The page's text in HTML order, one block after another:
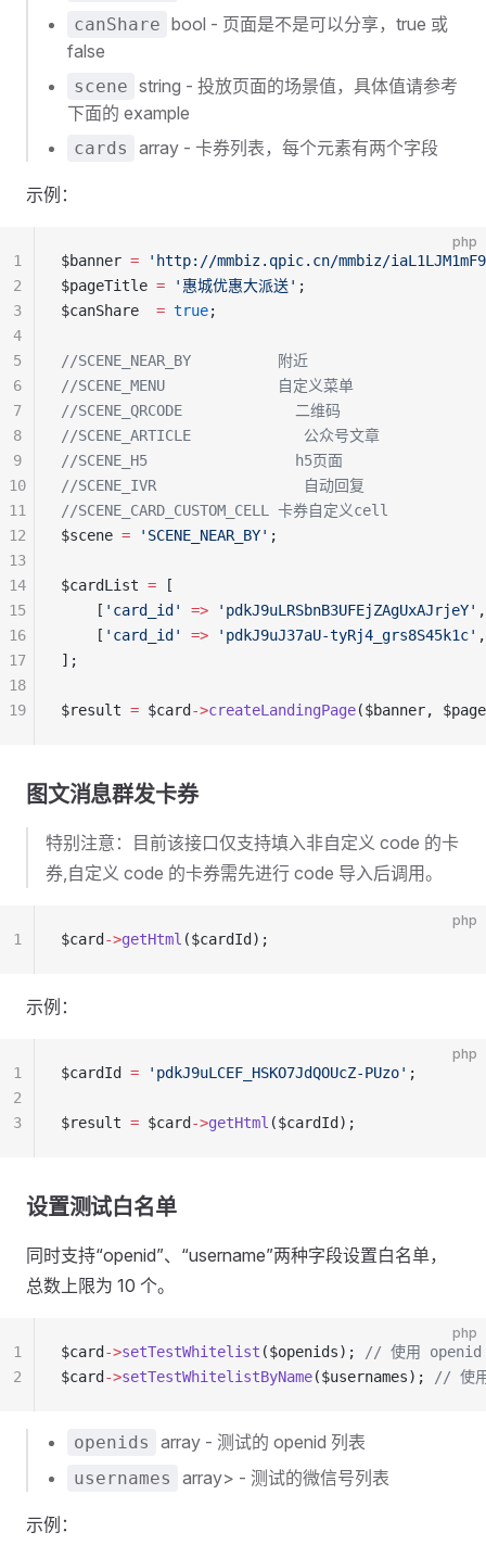
canShare bool - 页面是不是可以分享，true 或
false
scene string - 投放页面的场景值，具体值请参考
下面的 example
cards array - 卡券列表，每个元素有两个字段
示例：
php
$banner = 'http://mmbiz.qpic.cn/mmbiz/
$pageTitle = '惠城优惠大派送' ;
$canShare = true;
//SCENE_NEAR_BY          附近
//SCENE_MENU             自定义菜单
//SCENE_QRCODE             二维码
//SCENE_ARTICLE             公众号文章
//SCENE_H5                 h5页面
//SCENE_IVR                 自动回复
//SCENE_CARD_CUSTOM_CELL 卡券自定义cell
$scene = 'SCENE_NEAR_BY' ;
$cardList = [
    [
'card_id' => 'pdkJ9uLRSbnB3UFEjZAgUxAJrjeY'
    [
'card_id' => 'pdkJ9uJ37aU-tyRj4_grs8S45k1c'
];
$result = $card ->createLandingPage($banner,
1
2
3
4
5
6
7
8
9
10
11
12
13
14
15
16
17
18
19
图文消息群发卡券
特别注意：目前该接口仅支持填入非自定义 code 的卡
券,自定义 code 的卡券需先进行 code 导入后调用。
php
$card ->getHtml ($cardId);
1
示例：
php
$cardId = 'pdkJ9uLCEF_HSKO7JdQOUcZ-PUzo' ;
$result = $card ->getHtml ($cardId);
1
2
3
设置测试白名单
同时支持“openid”、“username”两种字段设置白名单，
总数上限为 10 个。
php
$card ->setTestWhitelist ($openids);
// 使用 openid
$card ->setTestWhitelistByName($usernames); // 使
1
2
openids array - 测试的 openid 列表
usernames array> - 测试的微信号列表
示例：